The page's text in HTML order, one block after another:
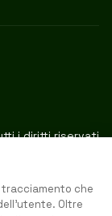
che
Oltre
i diritti riservati